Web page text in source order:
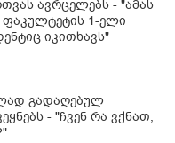
ავრცელებს - "ამას
1-ელი
იკითხავს"
გადაღებულ
- "ჩვენ რა ვქნათ,